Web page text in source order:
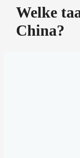
Welke
China?